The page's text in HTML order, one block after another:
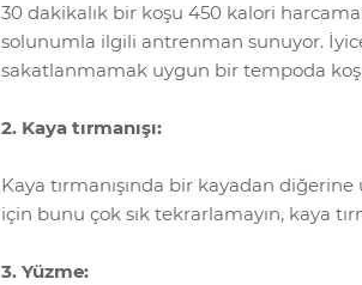
30 dakikalık bir koşu 450 kalori
solunumla ilgili antrenman sunuyor. İyice
sakatlanmamak uygun bir tempoda
2. Kaya tırmanışı:
Kaya tırmanışında bir kayadan
için bunu çok sık tekrarlamayın, kaya
3. Yüzme: